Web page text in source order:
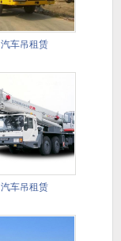
汽车吊租赁
汽车吊租赁